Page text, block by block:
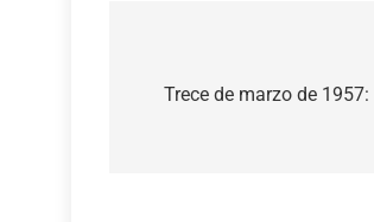
Trece de marzo de